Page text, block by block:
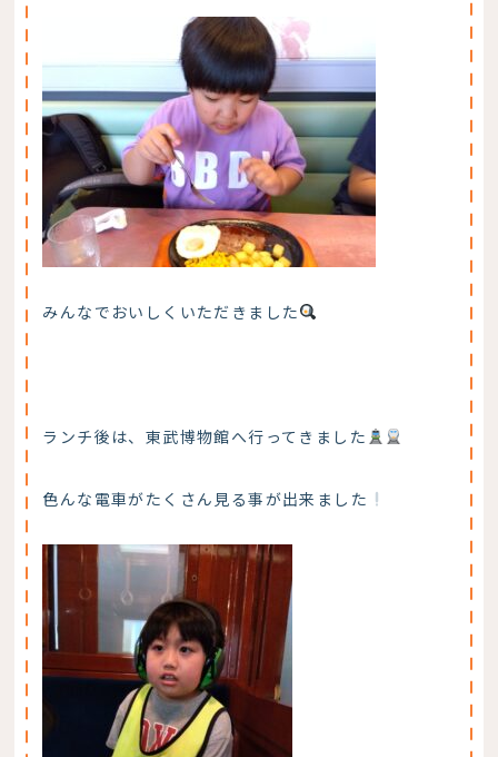
みんなでおいしくいただきました
ランチ後は、東武博物館へ行ってきました
色んな電車がたくさん見る事が出来ました